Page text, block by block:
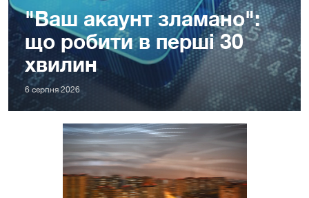
"Ваш акаунт зламано":
що робити в перші 30
хвилин
6 серпня 2026